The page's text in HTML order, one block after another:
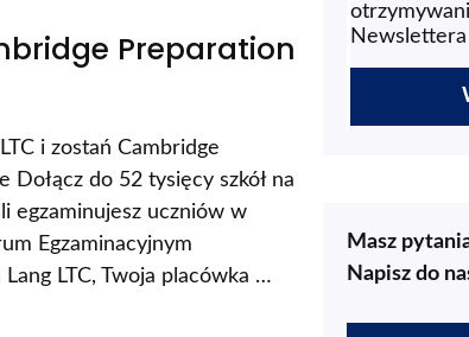
Preparation
i zostań Cambridge
Dołącz do 52 tysięcy szkół na
egzaminujesz uczniów w
Egzaminacyjnym
LTC, Twoja placówka …
Newslettera
Masz
Napisz do